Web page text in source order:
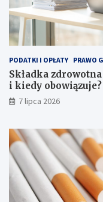
PODATKI I OPŁATY PRAWO
Składka
i kiedy obowiązuje?
7 lipca 2026